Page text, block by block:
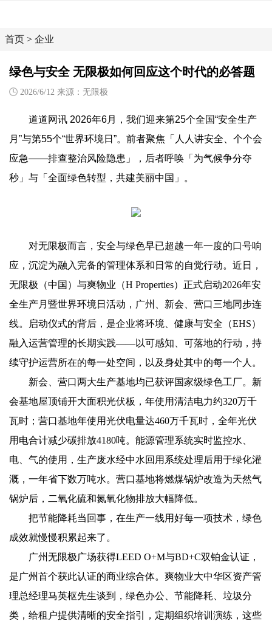
首页 > 企业
绿色与安全 无限极如何回应这个时代的必答题
2026/6/12 来源：无限极
道道网讯 2026年6月，我们迎来第25个全国“安全生产
月”与第55个“世界环境日”。前者聚焦「人人讲安全、个个会
应急——排查整治风险隐患」，后者呼唤「为气候争分夺
秒」与「全面绿色转型，共建美丽中国」。
对无限极而言，安全与绿色早已超越一年一度的口号响
应，沉淀为融入完备的管理体系和日常的自觉行动。近日，
无限极（中国）与爽物业（H Properties）正式启动2026年安
全生产月暨世界环境日活动，广州、新会、营口三地同步连
线。启动仪式的背后，是企业将环境、健康与安全（EHS）
融入运营管理的长期实践——以可感知、可落地的行动，持
续守护运营所在的每一处空间，以及身处其中的每一个人。
新会、营口两大生产基地均已获评国家级绿色工厂。新
会基地屋顶铺开大面积光伏板，年使用清洁电力约320万千
瓦时；营口基地年使用光伏电量达460万千瓦时，全年光伏
用电合计减少碳排放4180吨。能源管理系统实时监控水、
电、气的使用，生产废水经中水回用系统处理后用于绿化灌
溉，一年省下数万吨水。营口基地将燃煤锅炉改造为天然气
锅炉后，二氧化硫和氮氧化物排放大幅降低。
把节能降耗当回事，在生产一线用好每一项技术，绿色
成效就慢慢积累起来了。
广州无限极广场获得LEED O+M与BD+C双铂金认证，
是广州首个获此认证的商业综合体。爽物业大中华区资产管
理总经理马英枢先生谈到，绿色办公、节能降耗、垃圾分
类，给租户提供清晰的安全指引，定期组织培训演练，这些